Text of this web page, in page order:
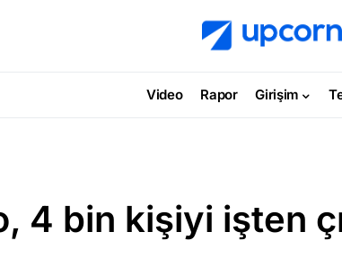
Video Rapor Girişim
4 bin kişiyi işten